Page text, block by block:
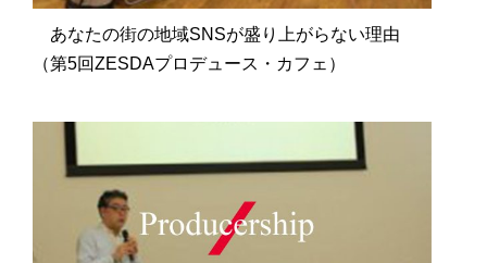
あなたの街の地域SNSが盛り上がらない理由
（第5回ZESDAプロデュース・カフェ）